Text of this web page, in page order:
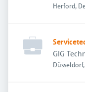
Herford,
GIG